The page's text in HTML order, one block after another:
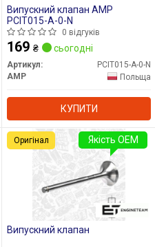
Випускний клапан AMP
PCIT015-A-0-N
0 відгуків
169 ₴ сьогодні
Артикул:
PCIT015-A-0-N
AMP
Польща
КУПИТИ
Випускний клапан
Якість OEM
Оригінал